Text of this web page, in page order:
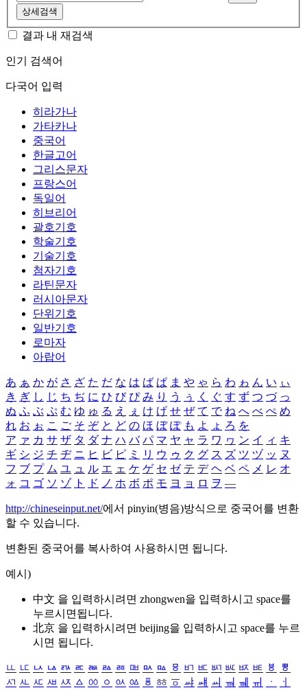
상세검색
결과 내 재검색
인기 검색어
다국어 입력
히라가나
가타카나
중국어
한글고어
그리스문자
프랑스어
독일어
히브리어
괄호기호
학술기호
기술기호
첨자기호
라틴문자
러시아문자
단위기호
일반기호
로마자
아랍어
あ ぁ か が さ ざ た だ な は ば ぱ ま や ゃ ら わ ゎ ん い ぃ
き ぎ し じ ち ぢ に ひ び ぴ み り う ぅ く ぐ す ず つ づ っ
ぬ ふ ぶ ぷ む ゆ ゅ る え ぇ け げ せ ぜ て で ね へ べ ぺ め
れ お ぉ こ ご そ ぞ と ど の ほ ぼ ぽ も よ ょ ろ を
ア ァ カ サ ザ タ ダ ナ ハ バ パ マ ヤ ャ ラ ワ ヮ ン イ ィ キ
ギ シ ジ チ ヂ ニ ヒ ビ ピ ミ リ ウ ゥ ク グ ス ズ ツ ヅ ッ ヌ
フ ブ プ ム ユ ュ ル エ ェ ケ ゲ セ ゼ テ デ ヘ ベ ペ メ レ オ
ォ コ ゴ ソ ゾ ト ド ノ ホ ボ ポ モ ヨ ョ ロ ヲ ―
http://chineseinput.net/에서 pinyin(병음)방식으로 중국어를 변환
할 수 있습니다.
변환된 중국어를 복사하여 사용하시면 됩니다.
예시)
中文 을 입력하시려면 zhongwen을 입력하시고 space를
누르시면됩니다.
北京 을 입력하시려면 beijing을 입력하시고 space를 누르
시면 됩니다.
ㅥ ㅦ ㅧ ㅨ ㅩ ㅪ ㅫ ㅬ ㅭ ㅮ ㅯ ㅰ ㅱ ㅲ ㅳ ㅴ ㅵ ㅶ ㅷ ㅸ
ㅹ
ㅺ ㅻ ㅼ ㅽ ㅾ ㅿ ㆀ ㆁ ㆂ ㆃ ㆄ ㆅ ㆆ ㆇ ㆈ ㆉ ㆊ ㆋ ㆌ ㆍ
ㆎ